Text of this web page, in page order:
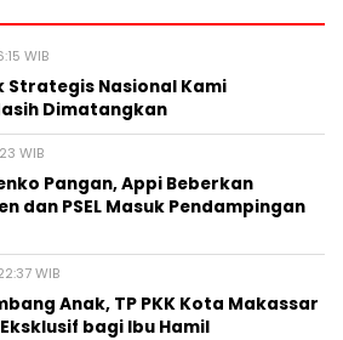
WIB
Strategis Nasional Kami
Dimatangkan
WIB
Pangan, Appi Beberkan
dan PSEL Masuk Pendampingan
WIB
Anak, TP PKK Kota Makassar
bagi Ibu Hamil